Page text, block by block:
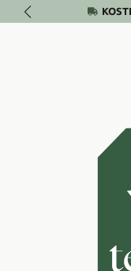
Zum Hauptinhalt